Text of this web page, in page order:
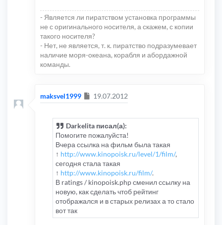
- Является ли пиратством установка программы
не с оригинального носителя, а скажем, с копии
такого носителя?
- Нет, не является, т. к. пиратство подразумевает
наличие моря-океана, корабля и абордажной
команды.
maksvel1999 Сообщение
19.07.2012
Darkelita писал(а):
Помогите пожалуйста!
Вчера ссылка на фильм была такая
↑ http://www.kinopoisk.ru/level/1/film/,
сегодня стала такая
↑ http://www.kinopoisk.ru/film/.
В ratings / kinopoisk.php сменил ссылку на
новую, как сделать чтоб рейтинг
отображался и в старых релизах а то стало
вот так